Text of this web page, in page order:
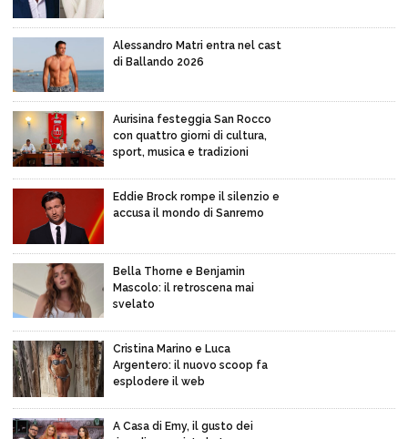
Alessandro Matri entra nel cast
di Ballando 2026
Aurisina festeggia San Rocco
con quattro giorni di cultura,
sport, musica e tradizioni
Eddie Brock rompe il silenzio e
accusa il mondo di Sanremo
Bella Thorne e Benjamin
Mascolo: il retroscena mai
svelato
Cristina Marino e Luca
Argentero: il nuovo scoop fa
esplodere il web
A Casa di Emy, il gusto dei